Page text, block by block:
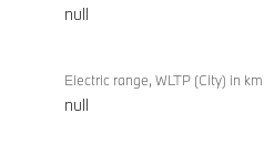
null
Electric range, WLTP (City) in km
null